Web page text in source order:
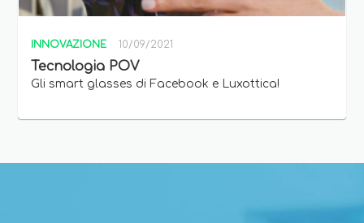
INNOVAZIONE 10/09/2021
Tecnologia POV
Gli smart glasses di Facebook e Luxottica!